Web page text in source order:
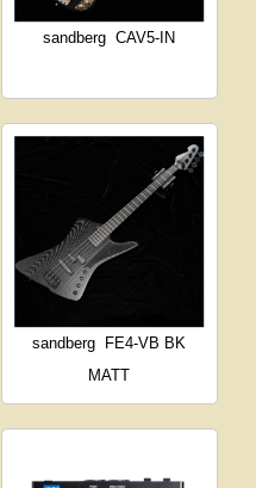
sandberg CAV5-IN
sandberg
FE4-VB BK
MATT